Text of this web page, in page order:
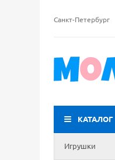
Санкт-Петербург
КАТАЛОГ
Игрушки